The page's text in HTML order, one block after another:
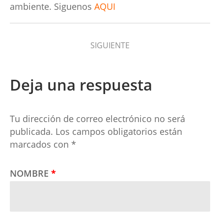
ambiente. Siguenos AQUI
SIGUIENTE
Deja una respuesta
Tu dirección de correo electrónico no será
publicada. Los campos obligatorios están
marcados con *
NOMBRE *